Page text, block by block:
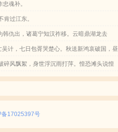
芷兮，纫秋兰以为佩。汨余若将不及兮，
。惟草木之零落兮，恐美人之迟暮。(惟
纯粹兮，固众芳之所在。杂申椒与菌桂
径以窘步。惟夫党人之偷乐兮，路幽昧以险
之中情兮，反信谗而齌怒。余固知謇謇之为
与揭车兮，杂杜衡与芳芷。冀枝叶之峻茂
魂补。
过江东。
仇出，诸葛宁知汉祚移。云暗鼎湖龙去
计，七日包胥哭楚心。秋送新鸿哀破国，昼
碎风飘絮，身世浮沉雨打萍。惶恐滩头说惶
备17025397号